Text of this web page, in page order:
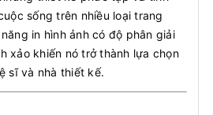
sống trên nhiều loại trang
in hình ảnh có độ phân giải
xảo khiến nó trở thành lựa chọn
sĩ và nhà thiết kế.